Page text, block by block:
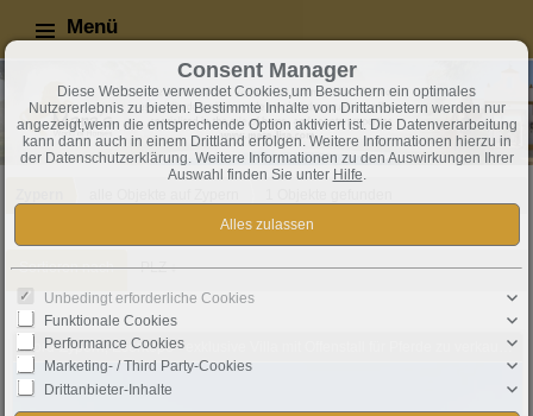
Menü
Sortieren nach PLZ ↓
Nord-Zypern, Esentepe - exklusive Villa mit Offenstall für Pferde zu verkaufen
Consent Manager
Diese Webseite verwendet Cookies,um Besuchern ein optimales
Nutzererlebnis zu bieten. Bestimmte Inhalte von Drittanbietern werden nur
angezeigt,wenn die entsprechende Option aktiviert ist. Die Datenverarbeitung
kann dann auch in einem Drittland erfolgen. Weitere Informationen hierzu in
der Datenschutzerklärung. Weitere Informationen zu den Auswirkungen Ihrer
Auswahl finden Sie unter Hilfe.
Unbedingt erforderliche Cookies
Funktionale Cookies
Performance Cookies
Marketing- / Third Party-Cookies
Drittanbieter-Inhalte